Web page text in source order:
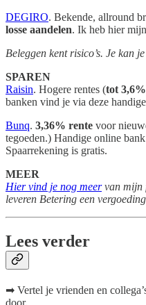
DEGIRO. Bekende, allround
losse aandelen. Ik heb hier
Beleggen kent risico’s. Je kan
SPAREN
Raisin. Hogere rentes (tot 3,6%
banken vind je via deze
Bunq. 3,36% rente voor
tegoeden.) Handige online
Spaarrekening is gratis.
MEER
Hier vind je nog meervan mijn
leveren Betering een
Lees verder
➡ Vertel je vrienden en
door.